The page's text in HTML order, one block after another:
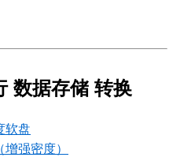
数据存储 转换
软盘
强密度）